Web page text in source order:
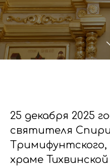
25 декабря 2025
святителя
храме